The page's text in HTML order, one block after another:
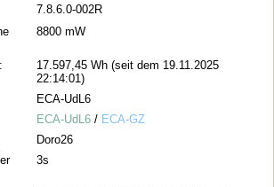
7.8.6.0-002R
8800 mW
17.597,45 Wh (seit dem 19.11.2025
22:14:01)
ECA-UdL6
ECA-UdL6 / ECA-GZ
Doro26
3s